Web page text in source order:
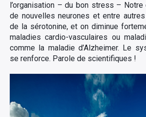
l’organisation – du bon stress –
de nouvelles neurones et entre autres
de la sérotonine, et on diminue
maladies cardio-vasculaires ou
comme la maladie d’Alzheimer. Le
se renforce. Parole de scientifiques !